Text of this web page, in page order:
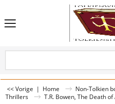
<< Vorige | Home Non-Tolkien
Thrillers
T.R. Bowen, The Death